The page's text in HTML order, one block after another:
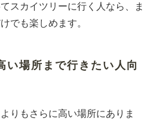
スカイツリーに行く人なら、ま
でも楽しめます。
い場所まで行きたい人向
りもさらに高い場所にありま